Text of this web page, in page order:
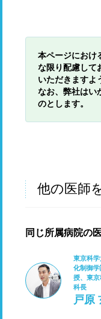
本ページにおけ
な限り配慮して
いただきますよ
なお、弊社はい
のとします。
他の医師
同じ所属病院の
東京科
化制御
授、東
科長
戸原